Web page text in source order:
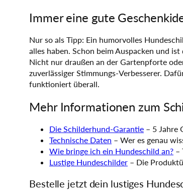
Immer eine gute
Nur so als Tipp: Ein humorvolles
alles haben. Schon beim Auspacken und
Nicht nur draußen an der Gartenpforte
zuverlässiger Stimmungs-Verbesserer.
funktioniert überall.
Mehr Informationen zum
Die Schilderhund-Garantie – 5 Jahre
Technische Daten – Wer es genau
Wie bringe ich ein Hundeschild an? –
Lustige Hundeschilder – Die
Bestelle jetzt dein lustiges